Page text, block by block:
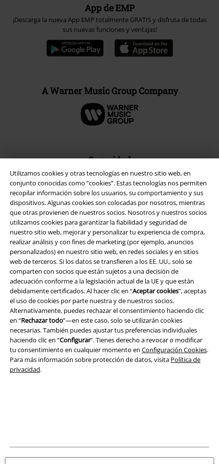
Utilizamos cookies y otras tecnologías en nuestro sitio web, en
conjunto conocidas como “cookies”. Estas tecnologías nos permiten
recopilar información sobre los usuarios, su comportamiento y sus
dispositivos. Algunas cookies son colocadas por nosotros, mientras
que otras provienen de nuestros socios. Nosotros y nuestros socios
utilizamos cookies para garantizar la fiabilidad y seguridad de
nuestro sitio web, mejorar y personalizar tu experiencia de compra,
realizar análisis y con fines de marketing (por ejemplo, anuncios
personalizados) en nuestro sitio web, en redes sociales y en sitios
web de terceros. Si los datos se transfieren a los EE. UU., solo se
comparten con socios que están sujetos a una decisión de
adecuación conforme a la legislación actual de la UE y que están
debidamente certificados. Al hacer clic en “Aceptar cookies”, aceptas
el uso de cookies por parte nuestra y de nuestros socios.
Alternativamente, puedes rechazar el consentimiento haciendo clic
en “Rechazar todo”—en este caso, solo se utilizarán cookies
necesarias. También puedes ajustar tus preferencias individuales
haciendo clic en “Configurar”. Tienes derecho a revocar o modificar
tu consentimiento en cualquier momento en Configuración Cookies.
Para más información sobre protección de datos, visita Política de
privacidad.
App de EMP
¡Descarga la nueva App EMP totalmente GRATIS y disfruta de todas
sus nuevas funciones y ventajas!
A Warner Music Group Company
Seguridad
Legal
Términos y Condiciones
Aviso Legal
Ley protección de datos